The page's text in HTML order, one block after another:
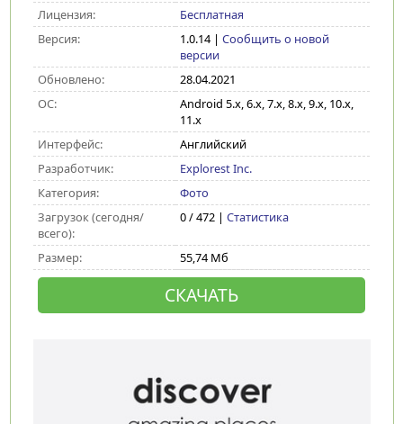
Лицензия:
Бесплатная
Версия:
1.0.14| Сообщить о новой
версии
Обновлено:
28.04.2021
ОС:
Android 5.x, 6.x, 7.x, 8.x, 9.x, 10.x,
11.x
Интерфейс:
Английский
Разработчик:
Explorest Inc.
Категория:
Фото
Загрузок (сегодня/
всего):
0 / 472 | Статистика
Размер: 55,74 Мб
СКАЧАТЬ